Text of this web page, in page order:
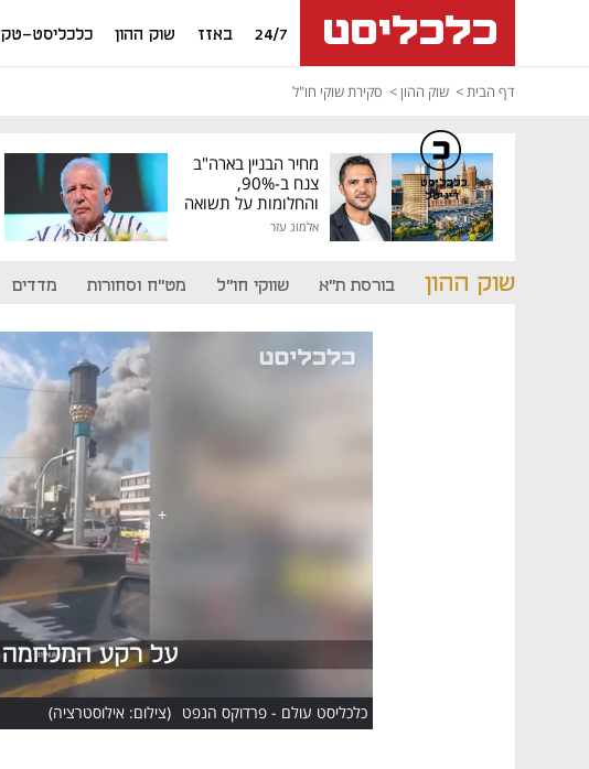
24/7 באזז שוק ההון כלכליסט-טק
דף הבית שוק ההון סקירת שוקי חו"ל
מחיר הבניין בארה"ב
צנח ב-90%,
והחלומות על תשואה
גבוהה התנפצו
אלמוג עזר
שוק ההון בורסת ת"א שווקי חו"ל מט"ח וסחורות מדדים
כלכליסט עולם - פרדוקס הנפט (צילום: אילוסטרציה)
כלכליסט
דיגיטל